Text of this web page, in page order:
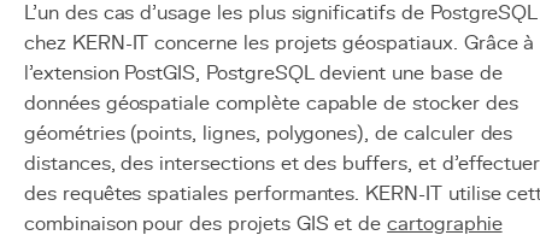
L'un des cas d'usage les plus significatifs de PostgreSQL
chez KERN-IT concerne les projets géospatiaux. Grâce à
l'extension PostGIS, PostgreSQL devient une base de
données géospatiale complète capable de stocker des
géométries (points, lignes, polygones), de calculer des
distances, des intersections et des buffers, et d'effectuer
des requêtes spatiales performantes. KERN-IT utilise
combinaison pour des projets GIS et decartographie